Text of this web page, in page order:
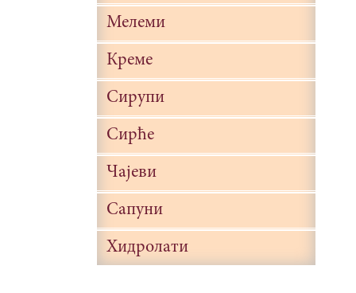
Мелеми
Креме
Сирупи
Сирће
Чајеви
Сапуни
Хидролати